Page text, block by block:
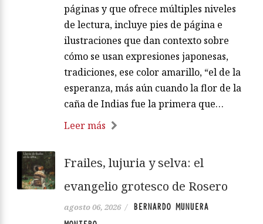
páginas y que ofrece múltiples niveles
de lectura, incluye pies de página e
ilustraciones que dan contexto sobre
cómo se usan expresiones japonesas,
tradiciones, ese color amarillo, “el de la
esperanza, más aún cuando la flor de la
caña de Indias fue la primera que…
Leer más
Frailes, lujuria y selva: el
evangelio grotesco de Rosero
agosto 06, 2026 /
BERNARDO MUNUERA